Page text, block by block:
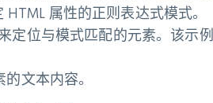
属性的正则表达式模式。
定位与模式匹配的元素。该示
文本内容。